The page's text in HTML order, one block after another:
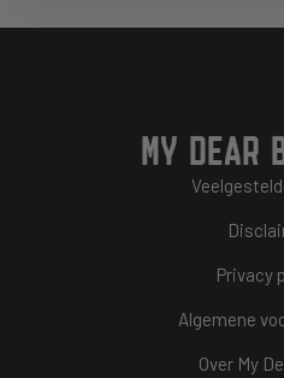
MY DEAR
Privacy
Algemene
Over My